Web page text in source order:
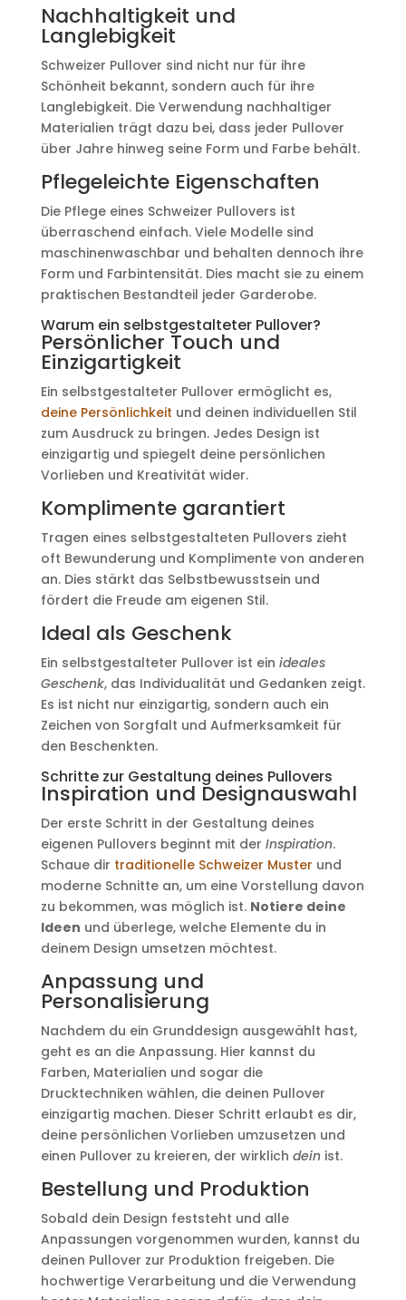
Nachhaltigkeit und
Langlebigkeit
Schweizer Pullover sind nicht nur für ihre
Schönheit bekannt, sondern auch für ihre
Langlebigkeit. Die Verwendung nachhaltiger
Materialien trägt dazu bei, dass jeder Pullover
über Jahre hinweg seine Form und Farbe behält.
Pflegeleichte Eigenschaften
Die Pflege eines Schweizer Pullovers ist
überraschend einfach. Viele Modelle sind
maschinenwaschbar und behalten dennoch ihre
Form und Farbintensität. Dies macht sie zu einem
praktischen Bestandteil jeder Garderobe.
Warum ein selbstgestalteter Pullover?
Persönlicher Touch und
Einzigartigkeit
Ein selbstgestalteter Pullover ermöglicht es,
deine Persönlichkeit und deinen individuellen Stil
zum Ausdruck zu bringen. Jedes Design ist
einzigartig und spiegelt deine persönlichen
Vorlieben und Kreativität wider.
Komplimente garantiert
Tragen eines selbstgestalteten Pullovers zieht
oft Bewunderung und Komplimente von anderen
an. Dies stärkt das Selbstbewusstsein und
fördert die Freude am eigenen Stil.
Ideal als Geschenk
Ein selbstgestalteter Pullover ist ein ideales
Geschenk, das Individualität und Gedanken zeigt.
Es ist nicht nur einzigartig, sondern auch ein
Zeichen von Sorgfalt und Aufmerksamkeit für
den Beschenkten.
Schritte zur Gestaltung deines Pullovers
Inspiration und Designauswahl
Der erste Schritt in der Gestaltung deines
eigenen Pullovers beginnt mit der Inspiration.
Schaue dir traditionelle Schweizer Muster und
moderne Schnitte an, um eine Vorstellung davon
zu bekommen, was möglich ist. Notiere deine
Ideen und überlege, welche Elemente du in
deinem Design umsetzen möchtest.
Anpassung und
Personalisierung
Nachdem du ein Grunddesign ausgewählt hast,
geht es an die Anpassung. Hier kannst du
Farben, Materialien und sogar die
Drucktechniken wählen, die deinen Pullover
einzigartig machen. Dieser Schritt erlaubt es dir,
deine persönlichen Vorlieben umzusetzen und
einen Pullover zu kreieren, der wirklich deinist.
Bestellung und Produktion
Sobald dein Design feststeht und alle
Anpassungen vorgenommen wurden, kannst du
deinen Pullover zur Produktion freigeben. Die
hochwertige Verarbeitung und die Verwendung